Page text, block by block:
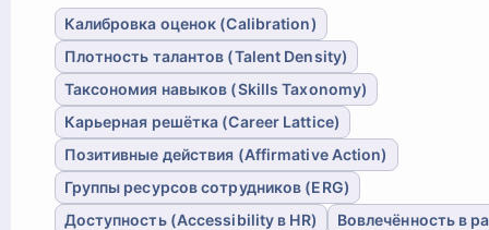
Калибровка оценок (Calibration)
Плотность талантов (Talent Density)
Таксономия навыков (Skills Taxonomy)
Карьерная решётка (Career Lattice)
Позитивные действия (Affirmative Action)
Группы ресурсов сотрудников (ERG)
Доступность (Accessibility в HR)
Вовлечённость в